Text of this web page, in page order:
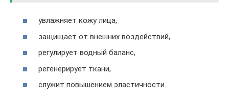
увлажняет кожу лица,
защищает от внешних воздействий,
регулирует водный баланс,
регенерирует ткани,
служит повышением эластичности.